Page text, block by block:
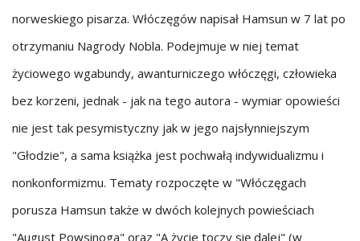
norweskiego pisarza. Włóczęgów napisał Hamsun w 7 lat po
otrzymaniu Nagrody Nobla. Podejmuje w niej temat
życiowego wgabundy, awanturniczego włóczęgi, człowieka
bez korzeni, jednak - jak na tego autora - wymiar opowieści
nie jest tak pesymistyczny jak w jego najsłynniejszym
"Głodzie", a sama książka jest pochwałą indywidualizmu i
nonkonformizmu. Tematy rozpoczęte w "Włóczęgach
porusza Hamsun także w dwóch kolejnych powieściach
"August Powsinoga" oraz "A życie toczy się dalej" (w